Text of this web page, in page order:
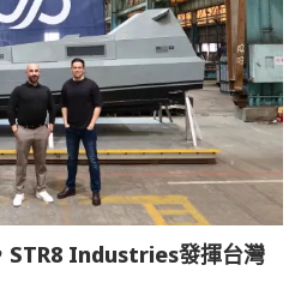
STR8 Industries發揮台灣